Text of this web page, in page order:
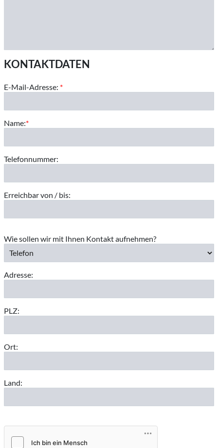
KONTAKTDATEN
E-Mail-Adresse: *
Name:*
Telefonnummer:
Erreichbar von / bis:
Wie sollen wir mit Ihnen Kontakt aufnehmen?
Adresse:
PLZ:
Ort:
Land: